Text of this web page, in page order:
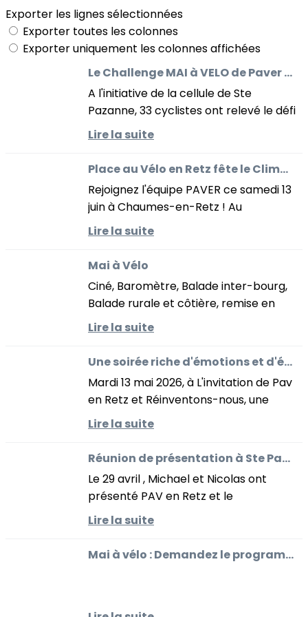
Exporter les lignes sélectionnées
Exporter toutes les colonnes
Exporter uniquement les colonnes affichées
Le Challenge MAI à VELO de Paver 8636 kms parcourus
A l'initiative de la cellule de Ste
Pazanne, 33 cyclistes ont relevé le défi
d'utiliser leur vélo le plus possible tout
le mois de mai.Résultats : 8636 kms
parcourus soit 237...
Lire la suite
Place au Vélo en Retz fête le Climat ce samedi 13 juin à Chaumes-en-Retz !
Rejoignez l'équipe PAVER ce samedi 13
juin à Chaumes-en-Retz ! Au
programme : balade familiale nature
à vélo, atelier réparation et stand
d'info.
Lire la suite
Mai à Vélo
Ciné, Baromètre, Balade inter-bourg,
Balade rurale et côtière, remise en
selle et Code de la route, Vacances à
vélo, Repair Café, il y en a pour tous
les goûts avec Pav en...
Lire la suite
Une soirée riche d'émotions et d'échanges
Mardi 13 mai 2026, à L'invitation de Pav
en Retz et Réinventons-nous, une
cinquantaine de personnes est venue
voir le film "Le Facteur Humain" et
partager un temps d'échange...
Lire la suite
Réunion de présentation à Ste Pazanne le 29 avril
Le 29 avril , Michael et Nicolas ont
présenté PAV en Retz et le
programme de Mai à vélo pour les
cyclistes locaux. L'objectif est de
développer l'activité de cette cellule...
Lire la suite
Mai à vélo : Demandez le programme !